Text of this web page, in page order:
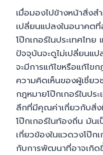
เมื่อมองไปข้างหน้าสิ่ง
เปลี่ยนแปลงในอนาคต
โป๊กเกอร์ในประเทศไท
ปัจจุบันจะดูไม่เปลี่ยนแ
จะมีการแก้ไขหรือแก้ไข
ความคิดเห็นของผู้เชี่ย
กฎหมายโป๊กเกอร์ในปร
ลึกที่มีคุณค่าเกี่ยวกับสิ่
โป๊กเกอร์ในท้องถิ่น มั
เกี่ยวข้องในแวดวงโป๊ก
กับการพัฒนาที่อาจเกิด